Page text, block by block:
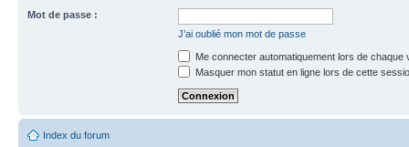
Mot de passe :
J’ai oublié mon mot de passe
Me connecter automatiquement lors de chaque
Masquer mon statut en ligne lors de cette
Index du forum